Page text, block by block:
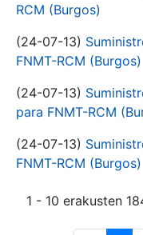
RCM (Burgos)
(24-07-13)
FNMT-RCM (Burgos)
(24-07-13)
para FNMT-RCM
(24-07-13)
FNMT-RCM (Burgos)
1 - 10 erakusten